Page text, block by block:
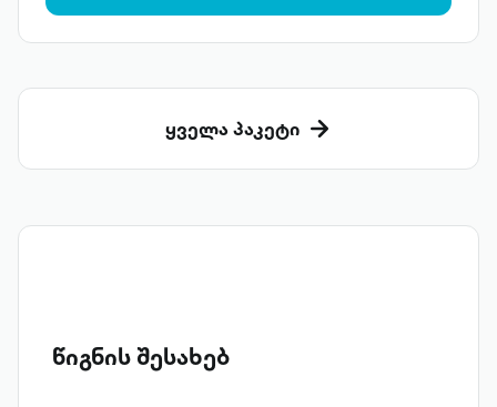
ყველა პაკეტი
წიგნის შესახებ